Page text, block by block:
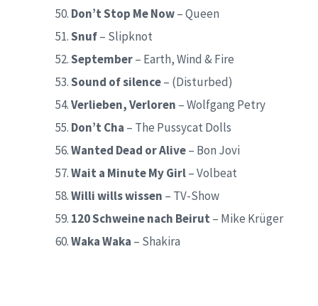
Don’t Stop Me Now– Queen
Snuf– Slipknot
September– Earth, Wind & Fire
Sound of silence– (Disturbed)
Verlieben, Verloren – Wolfgang Petry
Don’t Cha – The Pussycat Dolls
Wanted Dead or Alive– Bon Jovi
Wait a Minute My Girl– Volbeat
Willi wills wissen – TV-Show
120 Schweine nach Beirut – Mike Krüger
Waka Waka – Shakira